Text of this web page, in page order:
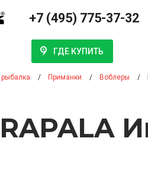
+7 (495) 775-37-32
ГДЕ КУПИТЬ
Приманки Воблеры